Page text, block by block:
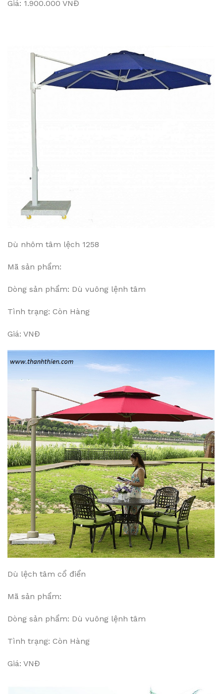
Giá: 1.900.000 VNĐ
Dù nhôm tâm lệch 1258
Mã sản phẩm:
Dòng sản phẩm: Dù vuông lệnh tâm
Tình trạng: Còn Hàng
Giá: VNĐ
Dù lệch tâm cổ điển
Mã sản phẩm:
Dòng sản phẩm: Dù vuông lệnh tâm
Tình trạng: Còn Hàng
Giá: VNĐ